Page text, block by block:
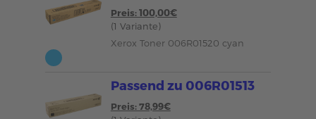
Preis: 100,00€
(1 Variante)
Xerox Toner 006R01520 cyan
Passend zu 006R01513
Preis: 78,99€